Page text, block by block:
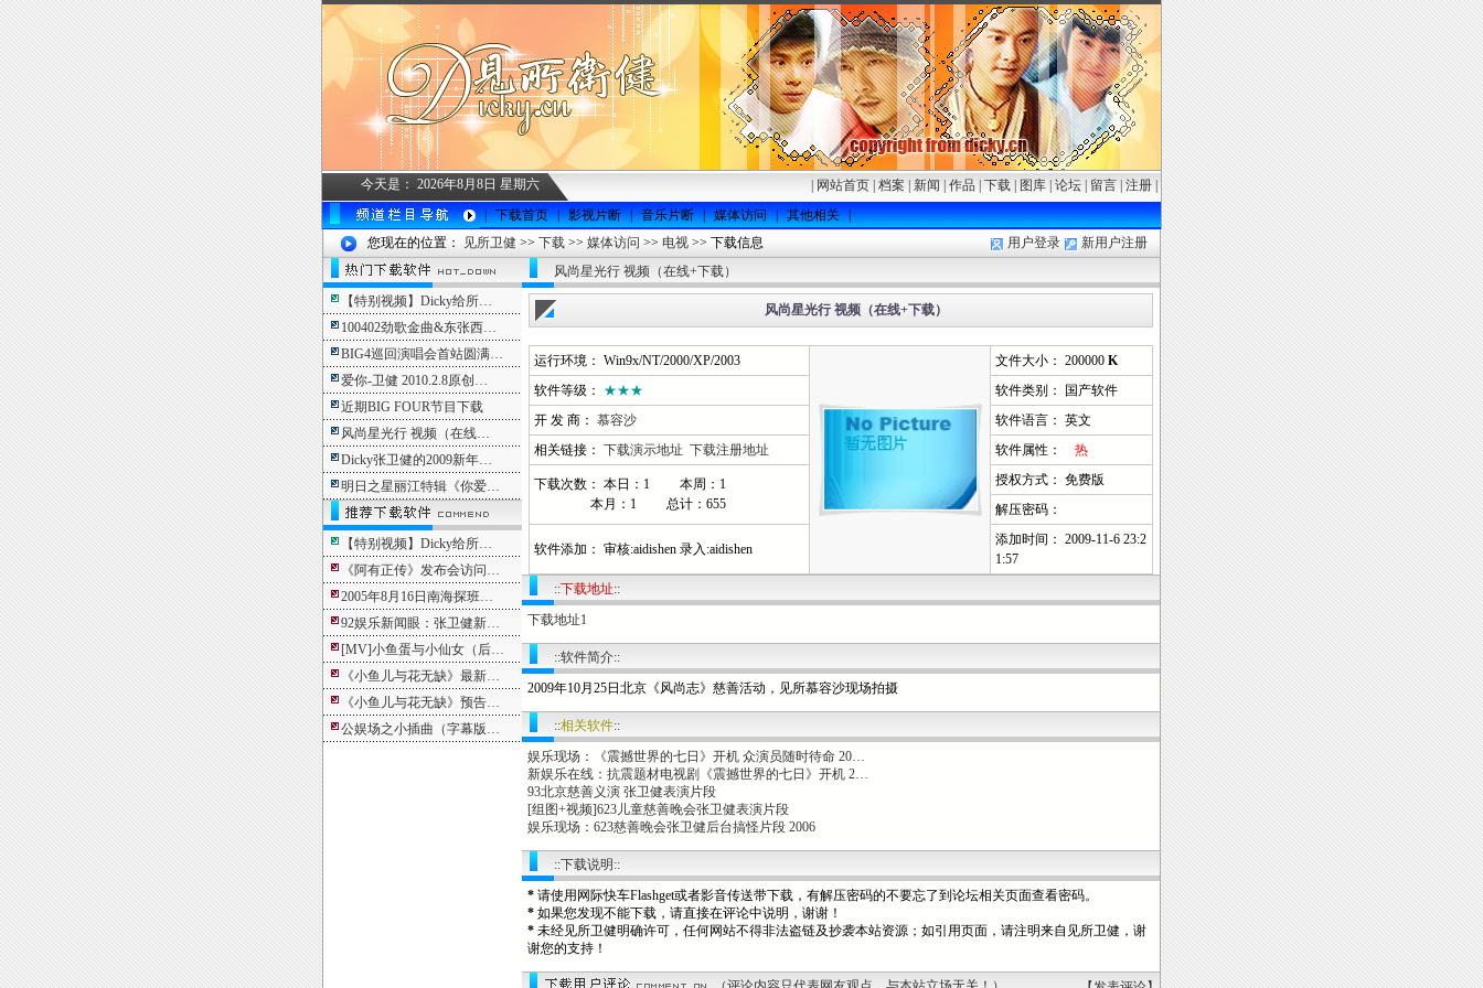
今天是： 2026年8月8日 星期六 网站首页 档案 新闻 作品 下载 图库 论坛 留言 注册
| 下载首页 | 影视片断 | 音乐片断 | 媒体访问 | 其他相关 |
您现在的位置：
见所卫健 >> 下载 >> 媒体访问 >> 电视 >> 下载信息 用户登录 新用户注册
【特别视频】Dicky给所…
100402劲歌金曲&东张西…
BIG4巡回演唱会首站圆满…
爱你-卫健 2010.2.8原创…
近期BIG FOUR节目下载
风尚星光行 视频（在线…
Dicky张卫健的2009新年…
明日之星丽江特辑《你爱…
【特别视频】Dicky给所…
《阿有正传》发布会访问…
2005年8月16日南海探班…
92娱乐新闻眼：张卫健新…
[MV]小鱼蛋与小仙女（后…
《小鱼儿与花无缺》最新…
《小鱼儿与花无缺》预告…
公娱场之小插曲（字幕版…
风尚星光行 视频（在线+下载）
风尚星光行 视频（在线+下载）
运行环境： Win9x/NT/2000/XP/2003 文件大小： 200000 K
软件等级： ★★★
软件类别： 国产软件
开 发 商： 慕容沙
软件语言： 英文
相关链接： 下载演示地址 下载注册地址 软件属性： 热
下载次数： 本日：1 本周：1
本月：1 总计：655
授权方式： 免费版
解压密码：
软件添加： 审核:aidishen 录入:aidishen
添加时间： 2009-11-6 23:2
1:57
::下载地址::
下载地址1
::软件简介::
2009年10月25日北京《风尚志》慈善活动，见所慕容沙现场拍摄
::相关软件::
娱乐现场：《震撼世界的七日》开机 众演员随时待命 20…
新娱乐在线：抗震题材电视剧《震撼世界的七日》开机 2…
93北京慈善义演 张卫健表演片段
[组图+视频]623儿童慈善晚会张卫健表演片段
娱乐现场：623慈善晚会张卫健后台搞怪片段 2006
::下载说明::
* 请使用网际快车Flashget或者影音传送带下载，有解压密码的不要忘了到论坛相关页面查看密码。
* 如果您发现不能下载，请直接在评论中说明，谢谢！
* 未经见所卫健明确许可，任何网站不得非法盗链及抄袭本站资源；如引用页面，请注明来自见所卫健，谢
谢您的支持！